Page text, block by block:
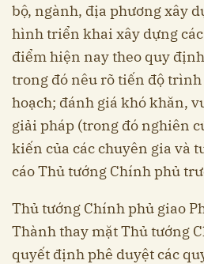
bộ, ngành, địa phương xây
hình triển khai xây dựng
điểm hiện nay theo quy
trong đó nêu rõ tiến độ
hoạch; đánh giá khó khăn,
giải pháp (trong đó nghiên
kiến của các chuyên gia và
cáo Thủ tướng Chính phủ
Thủ tướng Chính phủ giao
Thành thay mặt Thủ tướng
quyết định phê duyệt các